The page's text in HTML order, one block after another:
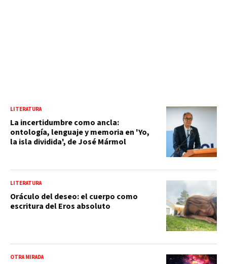
LITERATURA
La incertidumbre como ancla:
ontología, lenguaje y memoria en 'Yo,
la isla dividida', de José Mármol
LITERATURA
Oráculo del deseo: el cuerpo como
escritura del Eros absoluto
OTRA MIRADA